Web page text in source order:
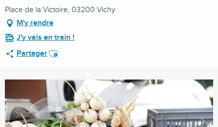
Place de la Victoire, 03200 Vichy
M'y rendre
J'y vais en train !
PartagerAjouter aux favoris